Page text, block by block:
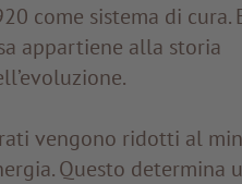
come sistema di cura.
appartiene alla storia
vengono ridotti al
Questo determina